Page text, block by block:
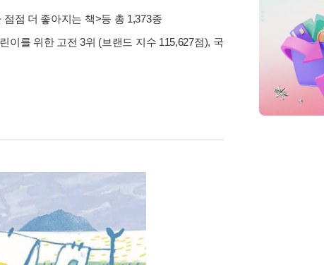
점점 더 좋아지는 책>등 총 1,373종
이를 위한 고전 3위 (브랜드 지수 115,627점), 국